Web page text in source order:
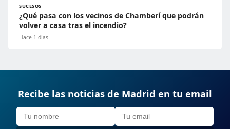
SUCESOS
¿Qué pasa con los vecinos de Chamberí que podrán
volver a casa tras el incendio?
Hace 1 días
Recibe las noticias de Madrid en tu email